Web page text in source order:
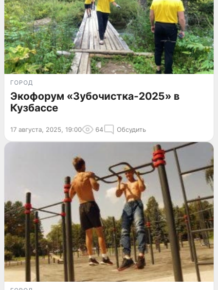
ГОРОД
Экофорум «Зубочистка-2025» в
Кузбассе
17 августа, 2025, 19:00 64 Обсудить